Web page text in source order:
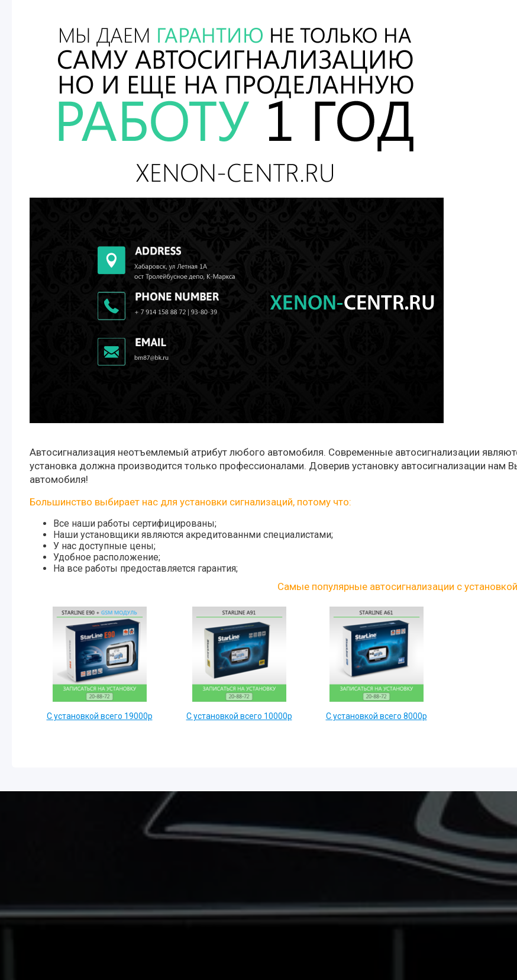
Восстановления фар до заводского
Установка ходовых огней
Ремонт штатного ксенона
Автосигнализация неотъемлемый атрибут любого автомобиля. Современные автосигнализации
установка должна производится только профессионалами. Доверив установку автосигнализации нам
автомобиля!
Большинство выбирает нас для установки сигнализаций, потому что:
Все наши работы сертифицированы;
Наши установщики являются акредитованнми специалистами;
У нас доступные цены;
Удобное расположение;
На все работы предоставляется гарантия;
Самые популярные автосигнализации с установкой
С установкой всего 19000р С установкой всего 10000р С установкой всего 8000р